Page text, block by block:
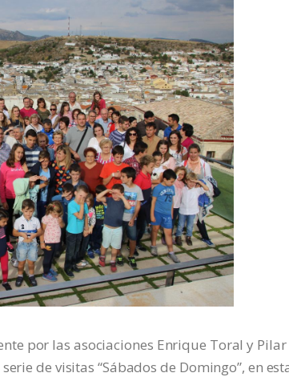
por las asociaciones Enrique Toral y Pilar
de visitas “Sábados de Domingo”, en